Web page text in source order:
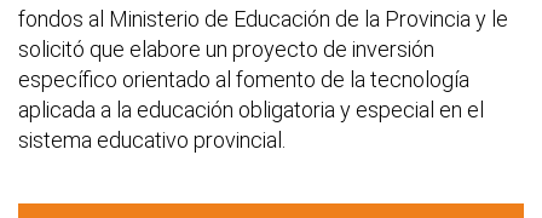
fondos al Ministerio de Educación de la Provincia y le
solicitó que elabore un proyecto de inversión
específico orientado al fomento de la tecnología
aplicada a la educación obligatoria y especial en el
sistema educativo provincial.